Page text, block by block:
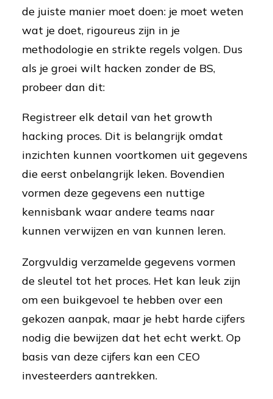
de juiste manier moet doen: je moet weten
wat je doet, rigoureus zijn in je
methodologie en strikte regels volgen. Dus
als je groei wilt hacken zonder de BS,
probeer dan dit:
Registreer elk detail van het growth
hacking proces. Dit is belangrijk omdat
inzichten kunnen voortkomen uit gegevens
die eerst onbelangrijk leken. Bovendien
vormen deze gegevens een nuttige
kennisbank waar andere teams naar
kunnen verwijzen en van kunnen leren.
Zorgvuldig verzamelde gegevens vormen
de sleutel tot het proces. Het kan leuk zijn
om een buikgevoel te hebben over een
gekozen aanpak, maar je hebt harde cijfers
nodig die bewijzen dat het echt werkt. Op
basis van deze cijfers kan een CEO
investeerders aantrekken.